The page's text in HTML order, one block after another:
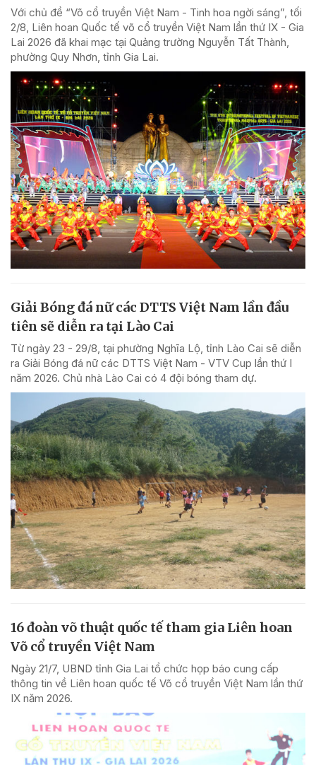
Với chủ đề “Võ cổ truyền Việt Nam - Tinh hoa ngời sáng”, tối
2/8, Liên hoan Quốc tế võ cổ truyền Việt Nam lần thứ IX - Gia
Lai 2026 đã khai mạc tại Quảng trường Nguyễn Tất Thành,
phường Quy Nhơn, tỉnh Gia Lai.
Giải Bóng đá nữ các DTTS Việt Nam lần đầu
tiên sẽ diễn ra tại Lào Cai
Từ ngày 23 - 29/8, tại phường Nghĩa Lộ, tỉnh Lào Cai sẽ diễn
ra Giải Bóng đá nữ các DTTS Việt Nam - VTV Cup lần thứ I
năm 2026. Chủ nhà Lào Cai có 4 đội bóng tham dự.
16 đoàn võ thuật quốc tế tham gia Liên hoan
Võ cổ truyền Việt Nam
Ngày 21/7, UBND tỉnh Gia Lai tổ chức họp báo cung cấp
thông tin về Liên hoan quốc tế Võ cổ truyền Việt Nam lần thứ
IX năm 2026.